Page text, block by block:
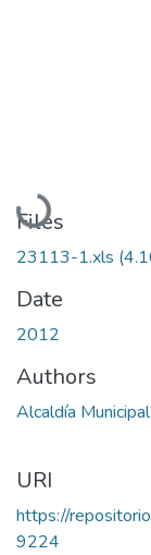
Loading...
Files
23113-1.xls
Date
2012
Authors
Alcaldía
URI
https://
9224